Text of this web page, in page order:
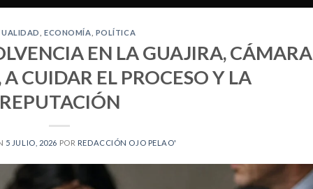
,ECONOMÍA POLÍTICA
EN LA GUAJIRA, CÁMARA
CUIDAR EL PROCESO Y LA
REPUTACIÓN
5 JULIO, 2026 POR REDACCIÓN OJO PELAO'